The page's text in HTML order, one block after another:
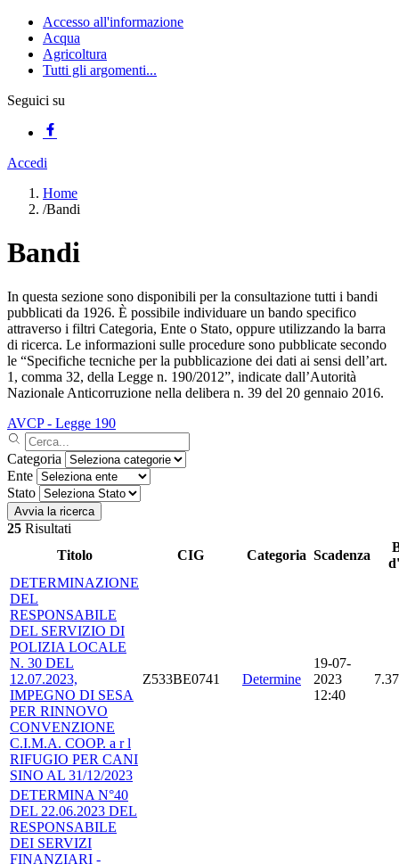
Accesso all'informazione
Acqua
Agricoltura
Tutti gli argomenti...
Seguici su
Accedi
Home
/Bandi
Bandi
In questa sezione sono disponibili per la consultazione tutti i bandi
pubblicati da 1926. È possibile individuare un bando specifico
attraverso i filtri Categoria, Ente o Stato, oppure utilizzando la barra
di ricerca. Le informazioni sulle procedure sono pubblicate secondo
le “Specifiche tecniche per la pubblicazione dei dati ai sensi dell’art.
1, comma 32, della Legge n. 190/2012”, indicate dall’Autorità
Nazionale Anticorruzione nella delibera n. 39 del 20 gennaio 2016.
AVCP - Legge 190
Categoria
Ente
Stato
Avvia la ricerca
25 Risultati
Titolo
CIG Categoria Scadenza
DETERMINAZIONE
DEL
RESPONSABILE
DEL SERVIZIO DI
POLIZIA LOCALE
N. 30 DEL
12.07.2023,
IMPEGNO DI SESA
PER RINNOVO
CONVENZIONE
C.I.M.A. COOP. a r l
RIFUGIO PER CANI
SINO AL 31/12/2023
Z533BE0741 Determine
19-07-
2023
12:40
DETERMINA N°40
DEL 22.06.2023 DEL
RESPONSABILE
DEI SERVIZI
FINANZIARI -